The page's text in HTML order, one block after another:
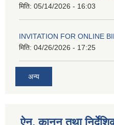
मिति: 05/14/2026 - 16:03
INVITATION FOR ONLINE
मिति: 04/26/2026 - 17:25
अन्य
ऐन, कानुन तथा